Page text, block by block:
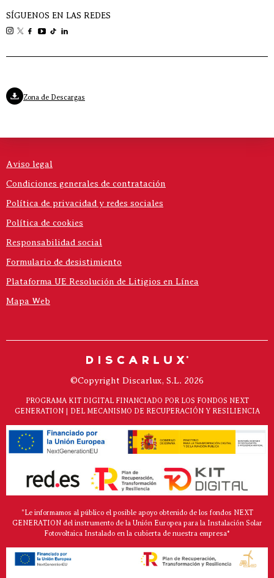
SÍGUENOS EN LAS REDES
Zona de Descargas
Aviso legal
Condiciones generales de contratación
Política de privacidad y redes sociales
Política de cookies
Responsabilidad social
Formulario de desistimiento
Plataforma UE Resolución de Litigios en Línea
Mapa Web
©Copyright Discarlux, S.L. 2026
PROGRAMA KIT DIGITAL FINANCIADO POR LOS FONDOS NEXT
GENERATION | DEL MECANISMO DE RECUPERACIÓN Y RESILIENCIA
"Le informamos al público el posible apoyo obtenido de los fondos NEXT
GENERATION del instrumento de la Unión Europea para la Instalación Solar
Fotovoltaica Instalado en la cubierta de nuestra empresa*